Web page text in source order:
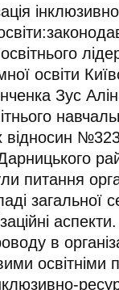
освіти
Зус
відносин
питання
загальної
в
освітніми